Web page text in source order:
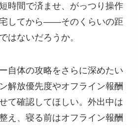
時間で済ませ、がっつり操作
してから——そのくらいの距
はないだろうか。
自体の攻略をさらに深めたい
解放優先度やオフライン報酬
て確認してほしい。外出中は
え、寝る前はオフライン報酬